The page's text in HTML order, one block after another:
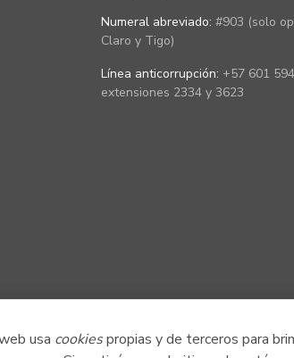
usa cookiespropias y de terceros para
Numeral abreviado: #903 (solo
Claro y Tigo)
Línea anticorrupción: +57 601
extensiones 2334 y 3623